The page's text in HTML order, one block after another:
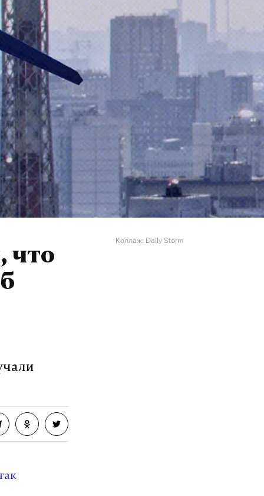
что
Коллаж: Daily Storm